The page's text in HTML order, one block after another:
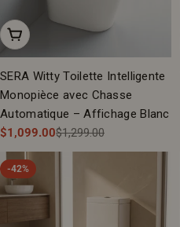
Ajouter Au Panier
SERA Witty Toilette Intelligente
Monopièce avec Chasse
Automatique – Affichage Blanc
Prix
de
vente
$1,099.00
Prix
régulier
$1,299.00
-42%